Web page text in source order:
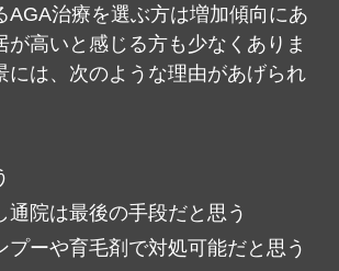
AGA治療を選ぶ方は増加傾向にあ
が高いと感じる方も少なくありま
には、次のような理由があげられ
通院は最後の手段だと思う
プーや育毛剤で対処可能だと思う